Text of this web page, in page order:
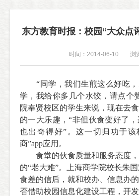
东方教育时报：校园“大众点
时间：2014-06-10 浏
“同学，我们生煎这么好吃
学，我给你多几个水饺，请点
院奉贤校区的学生来说，现在去
的一大乐趣，“非但伙食变好了
也出奇得好”。这一切归功于该
商”app应用。
食堂的伙食质量和服务态度
的“老大难”。上海商学院校长朱
食差的信后，就和校办、信息办
否借助校园信息化建设工程，开